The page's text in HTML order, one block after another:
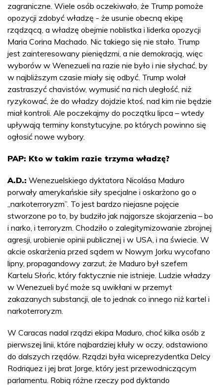
zagraniczne. Wiele osób oczekiwało, że Trump pomoże
opozycji zdobyć władzę - że usunie obecną ekipę
rządzącą, a władzę obejmie noblistka i liderka opozycji
Maria Corina Machado. Nic takiego się nie stało. Trump
jest zainteresowany pieniędzmi, a nie demokracją, więc
wyborów w Wenezueli na razie nie było i nie słychać, by
w najbliższym czasie miały się odbyć. Trump wolał
zastraszyć chavistów, wymusić na nich uległość, niż
ryzykować, że do władzy dojdzie ktoś, nad kim nie będzie
miał kontroli. Ale poczekajmy do początku lipca – wtedy
upływają terminy konstytucyjne, po których powinno się
ogłosić nowe wybory.
PAP: Kto w takim razie trzyma władzę?
A.D.: Wenezuelskiego dyktatora Nicolása Maduro
porwały amerykańskie siły specjalne i oskarżono go o
„narkoterroryzm”. To jest bardzo niejasne pojęcie
stworzone po to, by budziło jak najgorsze skojarzenia – bo
i narko, i terroryzm. Chodziło o zalegitymizowanie zbrojnej
agresji, urobienie opinii publicznej i w USA, i na świecie. W
akcie oskarżenia przed sądem w Nowym Jorku wycofano
lipny, propagandowy zarzut, że Maduro był szefem
Kartelu Słońc, który faktycznie nie istnieje. Ludzie władzy
w Wenezueli być może są uwikłani w przemyt
zakazanych substancji, ale to jednak co innego niż kartel i
narkoterroryzm.
W Caracas nadal rządzi ekipa Maduro, choć kilka osób z
pierwszej linii, które najbardziej kłuły w oczy, odstawiono
do dalszych rzędów. Rządzi była wiceprezydentka Delcy
Rodriquez i jej brat Jorge, który jest przewodniczącym
parlamentu. Robią różne rzeczy pod dyktando